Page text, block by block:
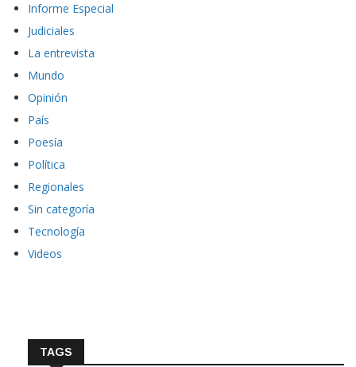
Informe Especial
Judiciales
La entrevista
Mundo
Opinión
País
Poesía
Política
Regionales
Sin categoría
Tecnología
Videos
TAGS